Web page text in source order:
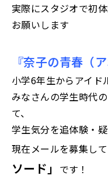
実際にスタジオで初
お願いします
『奈子の青春（
小学6年生からアイド
みなさんの学生時代
て、
学生気分を追体験・
現在メールを募集し
ソード」 です！